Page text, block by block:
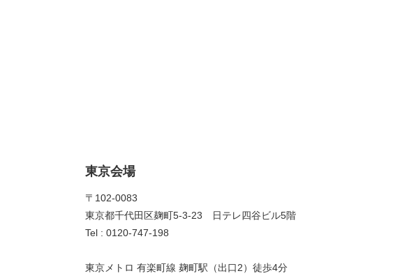
東京会場
〒102-0083
東京都千代田区麹町5-3-23 日テレ四谷ビル5階
Tel : 0120-747-198
東京メトロ 有楽町線 麹町駅（出口2）徒歩4分